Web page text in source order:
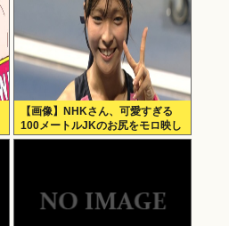
【画像】NHKさん、可愛すぎる
100メートルJKのお尻をモロ映し